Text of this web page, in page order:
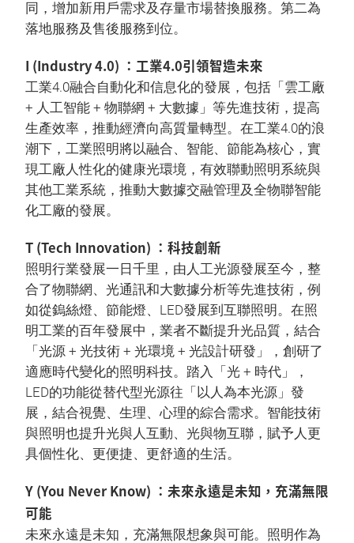
同，增加新用戶需求及存量市場替換服務。第二為
落地服務及售後服務到位。
I (Industry 4.0) ：工業4.0引領智造未來
工業4.0融合自動化和信息化的發展，包括「雲工廠
+ 人工智能 + 物聯網 + 大數據」等先進技術，提高
生產效率，推動經濟向高質量轉型。在工業4.0的浪
潮下，工業照明將以融合、智能、節能為核心，實
現工廠人性化的健康光環境，有效聯動照明系統與
其他工業系統，推動大數據交融管理及全物聯智能
化工廠的發展。
T (Tech Innovation) ：科技創新
照明行業發展一日千里，由人工光源發展至今，整
合了物聯網、光通訊和大數據分析等先進技術，例
如從鎢絲燈、節能燈、LED發展到互聯照明。在照
明工業的百年發展中，業者不斷提升光品質，結合
「光源 + 光技術 + 光環境 + 光設計研發」，創研了
適應時代變化的照明科技。踏入「光 + 時代」，
LED的功能從替代型光源往「以人為本光源」發
展，結合視覺、生理、心理的綜合需求。智能技術
與照明也提升光與人互動、光與物互聯，賦予人更
具個性化、更便捷、更舒適的生活。
Y (You Never Know) ：未來永遠是未知，充滿無限
可能
未來永遠是未知，充滿無限想象與可能。照明作為